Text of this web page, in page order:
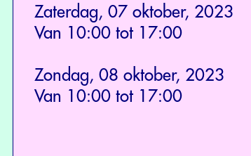
Zaterdag, 07 oktober, 2023
Van 10:00 tot 17:00
Zondag, 08 oktober, 2023
Van 10:00 tot 17:00